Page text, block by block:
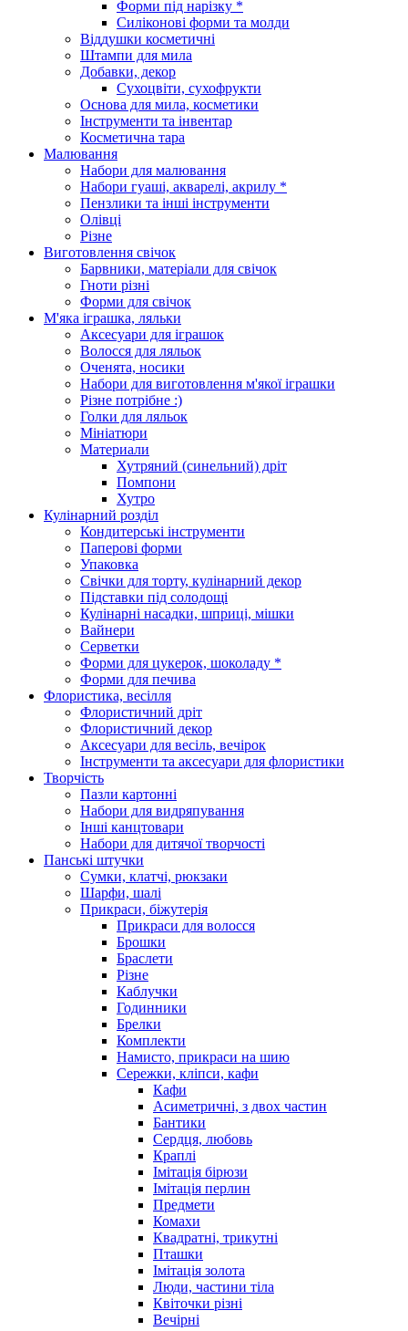
Форми під нарізку *
Силіконові форми та молди
Віддушки косметичні
Штампи для мила
Добавки, декор
Сухоцвіти, сухофрукти
Основа для мила, косметики
Інструменти та інвентар
Косметична тара
Малювання
Набори для малювання
Набори гуаші, акварелі, акрилу *
Пензлики та інші інструменти
Олівці
Різне
Виготовлення свічок
Барвники, матеріали для свічок
Гноти різні
Форми для свічок
М'яка іграшка, ляльки
Аксесуари для іграшок
Волосся для ляльок
Оченята, носики
Набори для виготовлення м'якої іграшки
Різне потрібне :)
Голки для ляльок
Мініатюри
Материали
Хутряний (синельний) дріт
Помпони
Хутро
Кулінарний розділ
Кондитерські інструменти
Паперові форми
Упаковка
Свічки для торту, кулінарний декор
Підставки під солодощі
Кулінарні насадки, шприці, мішки
Вайнери
Серветки
Форми для цукерок, шоколаду *
Форми для печива
Флористика, весілля
Флористичний дріт
Флористичний декор
Аксесуари для весіль, вечірок
Інструменти та аксесуари для флористики
Творчість
Пазли картонні
Набори для видряпування
Інші канцтовари
Набори для дитячої творчості
Панські штучки
Сумки, клатчі, рюкзаки
Шарфи, шалі
Прикраси, біжутерія
Прикраси для волосся
Брошки
Браслети
Різне
Каблучки
Годинники
Брелки
Комплекти
Намисто, прикраси на шию
Сережки, кліпси, кафи
Кафи
Асиметричні, з двох частин
Бантики
Сердця, любовь
Краплі
Імітація бірюзи
Імітація перлин
Предмети
Комахи
Квадратні, трикутні
Пташки
Імітація золота
Люди, частини тіла
Квіточки різні
Вечірні